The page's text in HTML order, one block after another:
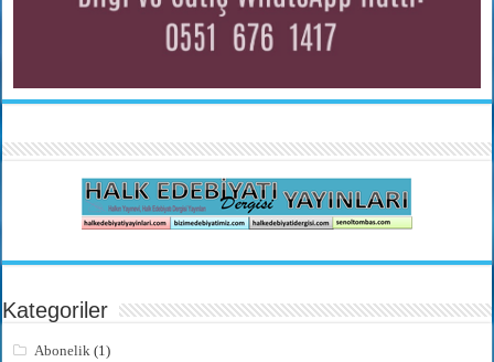
Kategoriler
Abonelik (1)